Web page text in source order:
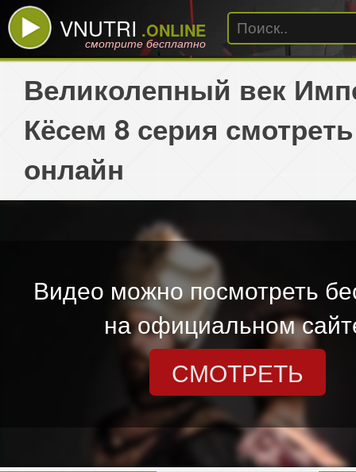
VNUTRI .ONLINE
смотрите бесплатно
Великолепный век
Кёсем 8 серия смотреть
онлайн
Видео можно посмотреть
на официальном
СМОТРЕТЬ